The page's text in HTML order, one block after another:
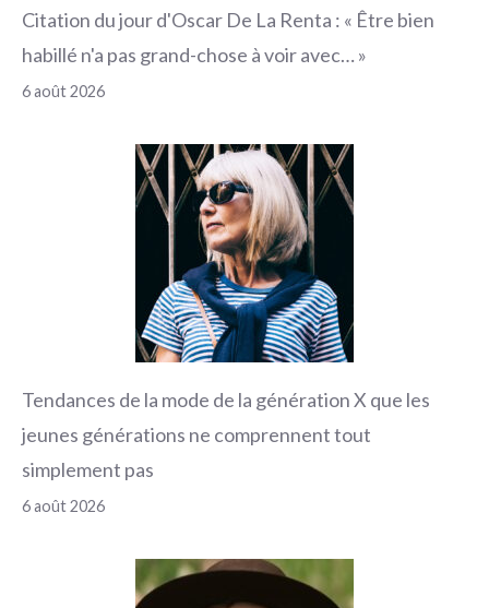
Citation du jour d'Oscar De La Renta : « Être bien
habillé n'a pas grand-chose à voir avec… »
6 août 2026
Tendances de la mode de la génération X que les
jeunes générations ne comprennent tout
simplement pas
6 août 2026